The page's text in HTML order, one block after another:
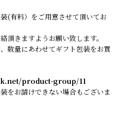
(有料）をご用意させて頂いてお
頂きますようお願い致します。
数量にあわせてギフト包装をお買
product-group/11
をお請けできない場合もございま